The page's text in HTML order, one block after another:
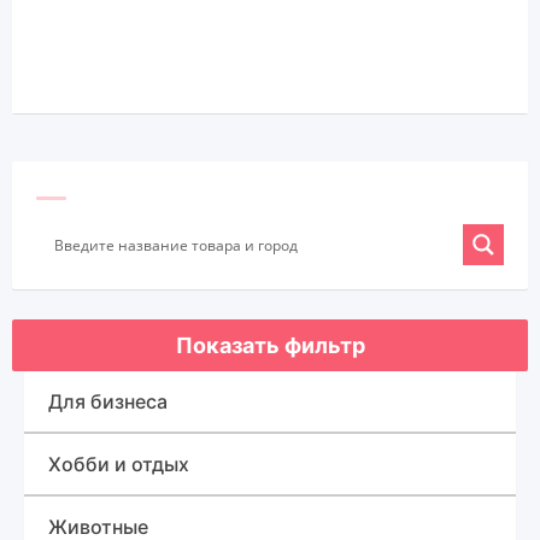
Показать фильтр
Для бизнеса
Оборудование для бизнеса
Готовый бизнес
Хобби и отдых
Спорт, туризм и отдых
Животные